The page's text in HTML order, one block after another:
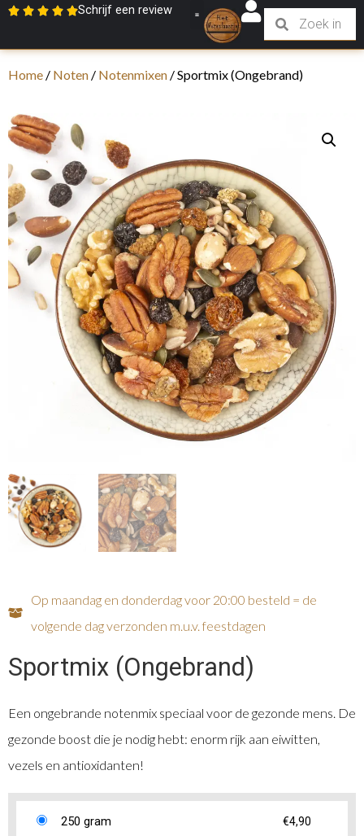
Schrijf een review
Home / Noten / Notenmixen / Sportmix (Ongebrand)
Op maandag en donderdag voor 20:00 besteld = de
volgende dag verzonden m.u.v. feestdagen
Sportmix (Ongebrand)
Een ongebrande notenmix speciaal voor de gezonde mens. De
gezonde boost die je nodig hebt: enorm rijk aan eiwitten,
vezels en antioxidanten!
250 gram €4,90